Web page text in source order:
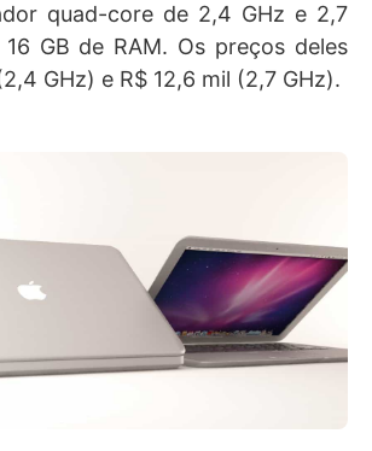
quad-core de 2,4 GHz e 2,7
GB de RAM. Os preços deles
GHz) e R$ 12,6 mil (2,7 GHz).